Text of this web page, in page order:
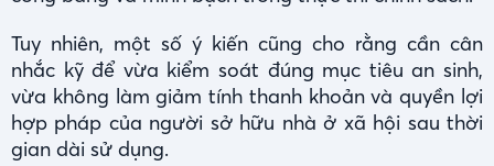
Tuy nhiên, một số ý kiến cũng cho rằng cần cân
nhắc kỹ để vừa kiểm soát đúng mục tiêu an sinh,
vừa không làm giảm tính thanh khoản và quyền lợi
hợp pháp của người sở hữu nhà ở xã hội sau thời
gian dài sử dụng.